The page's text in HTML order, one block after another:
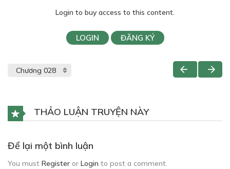
Login to buy access to this content.
LOGIN ĐĂNG KÝ
THẢO LUẬN TRUYỆN NÀY
Để lại một bình luận
You must Register or Login to post a comment.